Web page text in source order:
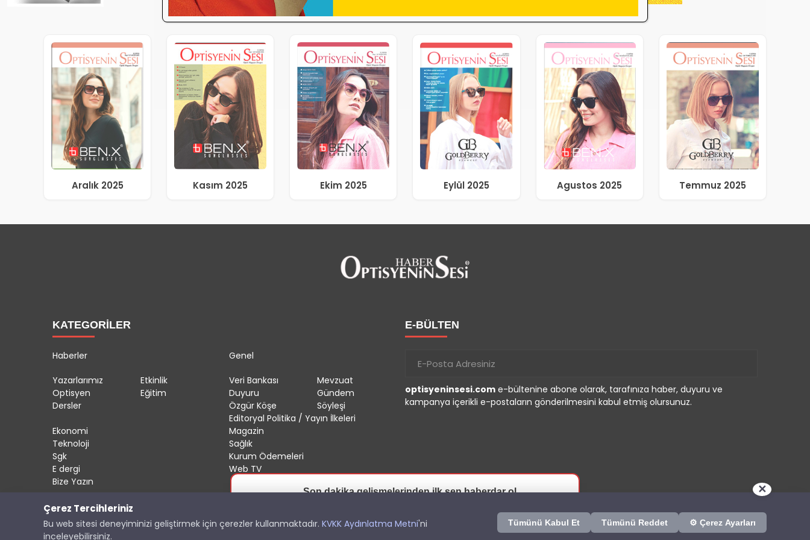
Aralık 2025 Kasım 2025 Ekim 2025 Eylül 2025 Agustos 2025 Temmuz 2025
KATEGORİLER
Haberler
Yazarlarımız
Etkinlik
Optisyen
Eğitim
Dersler
Genel
Veri Bankası
Mevzuat
Duyuru
Gündem
Özgür Köşe
Söyleşi
Editoryal Politika / Yayın İlkeleri
Ekonomi
Magazin
Teknoloji
Sağlık
Sgk
Kurum Ödemeleri
E dergi
Web TV
Bize Yazın
E-BÜLTEN
optisyeninsesi.com e-bültenine abone olarak, tarafınıza haber, duyuru ve
kampanya içerikli e-postaların gönderilmesini kabul etmiş olursunuz.
Copyright © 2025 OptisyeninSesi Tüm Hakları Saklıdır.
Çerez Tercihleriniz
Bu web sitesi deneyiminizi geliştirmek için çerezler kullanmaktadır. KVKK Aydınlatma Metni'ni
inceleyebilirsiniz.
Tümünü Kabul Et Tümünü Reddet ⚙ Çerez Ayarları
✕
Son dakika gelişmelerinden ilk sen haberdar ol.